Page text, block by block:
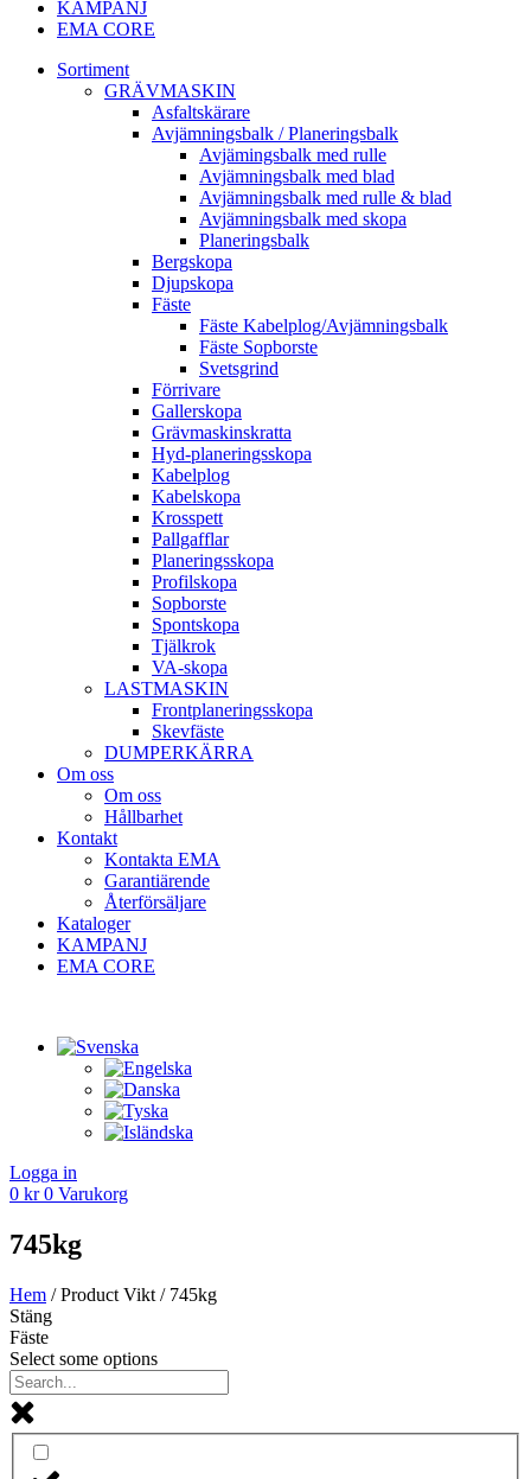
KAMPANJ
EMA CORE
Sortiment
GRÄV­MASKIN
Asfalt­skärare
Avjämnings­balk / Planeringsbalk
Avjämingsbalk med rulle
Avjämningsbalk med blad
Avjämningsbalk med rulle & blad
Avjämningsbalk med skopa
Planerings­balk
Berg­skopa
Djup­skopa
Fäste
Fäste Kabel­­plog/­Avjämnings­­balk
Fäste Sop­borste
Svets­grind
Förrivare
Galler­skopa
Gräv­maskins­kratta
Hyd­-planerings­skopa
Kabel­plog
Kabel­skopa
Kros­spett
Pallgafflar
Planerings­skopa
Profil­skopa
Sop­borste
Spont­skopa
Tjäl­krok
VA­-skopa
LAST­MASKIN
Front­planerings­skopa
Skev­fäste
DUMPER­KÄRRA
Om oss
Om oss
Hållbarhet
Kontakt
Kontakta EMA
Garantiärende
Återförsäljare
Kataloger
KAMPANJ
EMA CORE
Logga in
0 kr 0 Varukorg
745kg
Hem / Product Vikt / 745kg
Stäng
Fäste
Select some options